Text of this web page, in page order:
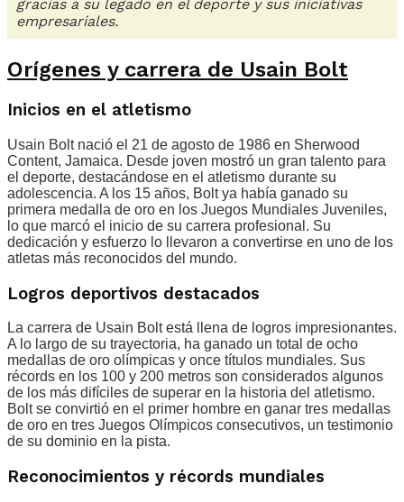
gracias a su legado en el deporte y sus iniciativas
empresariales.
Orígenes y carrera de Usain Bolt
Inicios en el atletismo
Usain Bolt nació el 21 de agosto de 1986 en Sherwood
Content, Jamaica. Desde joven mostró un gran talento para
el deporte, destacándose en el atletismo durante su
adolescencia. A los 15 años, Bolt ya había ganado su
primera medalla de oro en los Juegos Mundiales Juveniles,
lo que marcó el inicio de su carrera profesional. Su
dedicación y esfuerzo lo llevaron a convertirse en uno de los
atletas más reconocidos del mundo.
Logros deportivos destacados
La carrera de Usain Bolt está llena de logros impresionantes.
A lo largo de su trayectoria, ha ganado un total de ocho
medallas de oro olímpicas y once títulos mundiales. Sus
récords en los 100 y 200 metros son considerados algunos
de los más difíciles de superar en la historia del atletismo.
Bolt se convirtió en el primer hombre en ganar tres medallas
de oro en tres Juegos Olímpicos consecutivos, un testimonio
de su dominio en la pista.
Reconocimientos y récords mundiales